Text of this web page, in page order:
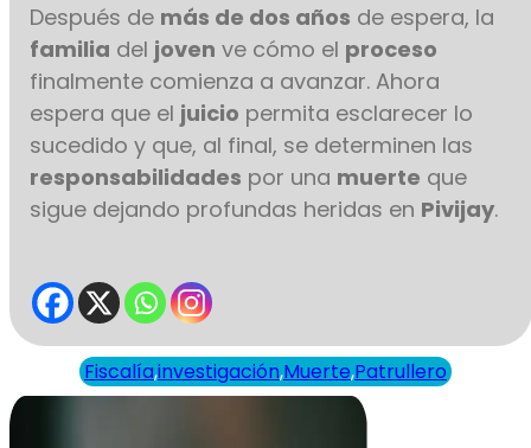
Después de más de dos años de espera, la
familia del joven ve cómo el proceso
finalmente comienza a avanzar. Ahora
espera que el juicio permita esclarecer lo
sucedido y que, al final, se determinen las
responsabilidades por una muerte que
sigue dejando profundas heridas en Pivijay.
Fiscalía,investigación,Muerte,Patrullero